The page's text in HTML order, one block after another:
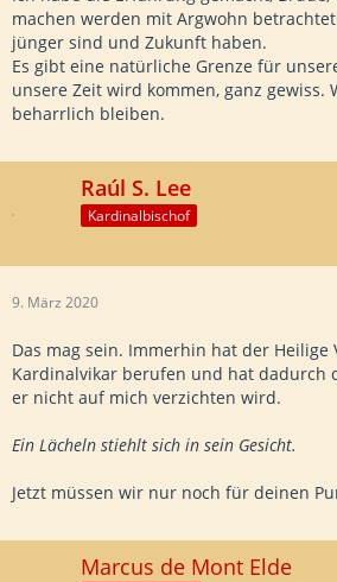
machen werden mit Argwohn
jünger sind und Zukunft haben.
Es gibt eine natürliche Grenze für
unsere Zeit wird kommen, ganz gewiss.
beharrlich bleiben.
Raúl S. Lee
Kardinalbischof
9. März 2020
Das mag sein. Immerhin hat der Heilige
Kardinalvikar berufen und hat dadurch
er nicht auf mich verzichten wird.
Ein Lächeln stiehlt sich in sein Gesicht.
Jetzt müssen wir nur noch für deinen
Marcus de Mont Elde